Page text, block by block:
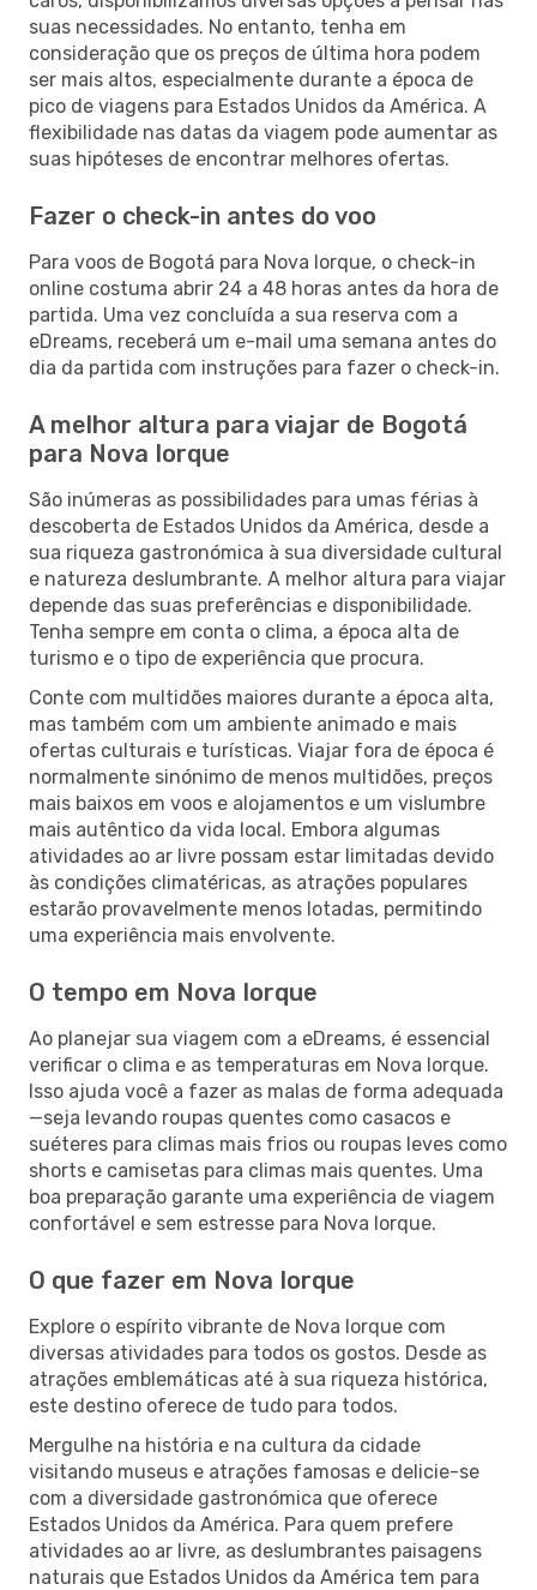
suas necessidades. No entanto, tenha em
consideração que os preços de última hora podem
ser mais altos, especialmente durante a época de
pico de viagens para Estados Unidos da América. A
flexibilidade nas datas da viagem pode aumentar as
suas hipóteses de encontrar melhores ofertas.
Fazer o check-in antes do voo
Para voos de Bogotá para Nova Iorque, o check-in
online costuma abrir 24 a 48 horas antes da hora de
partida. Uma vez concluída a sua reserva com a
eDreams, receberá um e-mail uma semana antes do
dia da partida com instruções para fazer o check-in.
A melhor altura para viajar de Bogotá
para Nova Iorque
São inúmeras as possibilidades para umas férias à
descoberta de Estados Unidos da América, desde a
sua riqueza gastronómica à sua diversidade cultural
e natureza deslumbrante. A melhor altura para viajar
depende das suas preferências e disponibilidade.
Tenha sempre em conta o clima, a época alta de
turismo e o tipo de experiência que procura.
Conte com multidões maiores durante a época alta,
mas também com um ambiente animado e mais
ofertas culturais e turísticas. Viajar fora de época é
normalmente sinónimo de menos multidões, preços
mais baixos em voos e alojamentos e um vislumbre
mais autêntico da vida local. Embora algumas
atividades ao ar livre possam estar limitadas devido
às condições climatéricas, as atrações populares
estarão provavelmente menos lotadas, permitindo
uma experiência mais envolvente.
O tempo em Nova Iorque
Ao planejar sua viagem com a eDreams, é essencial
verificar o clima e as temperaturas em Nova Iorque.
Isso ajuda você a fazer as malas de forma adequada
—seja levando roupas quentes como casacos e
suéteres para climas mais frios ou roupas leves como
shorts e camisetas para climas mais quentes. Uma
boa preparação garante uma experiência de viagem
confortável e sem estresse para Nova Iorque.
O que fazer em Nova Iorque
Explore o espírito vibrante de Nova Iorque com
diversas atividades para todos os gostos. Desde as
atrações emblemáticas até à sua riqueza histórica,
este destino oferece de tudo para todos.
Mergulhe na história e na cultura da cidade
visitando museus e atrações famosas e delicie-se
com a diversidade gastronómica que oferece
Estados Unidos da América. Para quem prefere
atividades ao ar livre, as deslumbrantes paisagens
naturais que Estados Unidos da América tem para